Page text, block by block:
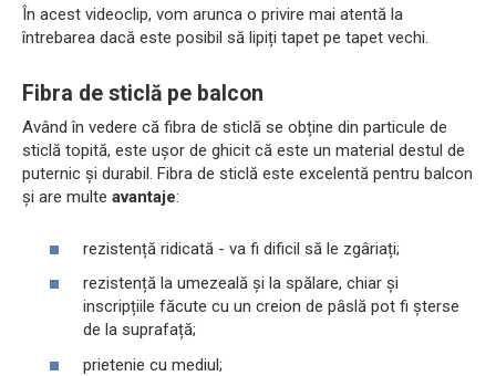
În acest videoclip, vom arunca o privire mai atentă la
întrebarea dacă este posibil să lipiți tapet pe tapet vechi.
Fibra de sticlă pe balcon
Având în vedere că fibra de sticlă se obține din particule de
sticlă topită, este ușor de ghicit că este un material destul de
puternic și durabil. Fibra de sticlă este excelentă pentru balcon
și are multe avantaje:
rezistență ridicată - va fi dificil să le zgâriați;
rezistență la umezeală și la spălare, chiar și
inscripțiile făcute cu un creion de pâslă pot fi șterse
de la suprafață;
prietenie cu mediul;